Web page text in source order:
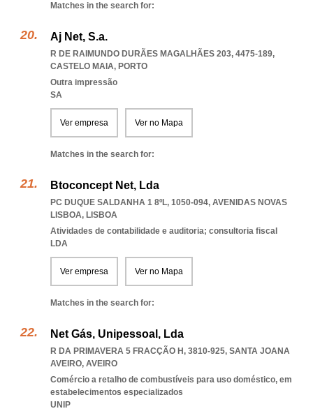
Matches in the search for:
Aj Net, S.a.
R DE RAIMUNDO DURÃES MAGALHÃES 203, 4475-189,
CASTELO MAIA, PORTO
Outra impressão
SA
Ver empresa Ver no Mapa
Matches in the search for:
Btoconcept Net, Lda
PC DUQUE SALDANHA 1 8ºL, 1050-094, AVENIDAS NOVAS
LISBOA, LISBOA
Atividades de contabilidade e auditoria; consultoria fiscal
LDA
Ver empresa Ver no Mapa
Matches in the search for:
Net Gás, Unipessoal, Lda
R DA PRIMAVERA 5 FRACÇÃO H, 3810-925, SANTA JOANA
AVEIRO, AVEIRO
Comércio a retalho de combustíveis para uso doméstico, em
estabelecimentos especializados
UNIP